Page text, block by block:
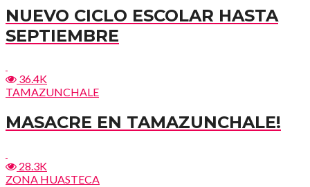
NUEVO CICLO ESCOLAR HASTA
SEPTIEMBRE
36.4K
TAMAZUNCHALE
MASACRE EN TAMAZUNCHALE!
28.3K
ZONA HUASTECA